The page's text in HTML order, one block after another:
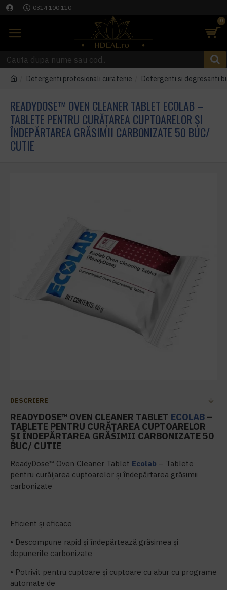
0314 100 110
0
Detergenti profesionali curatenie Detergenti si degresanti
READYDOSE™ OVEN CLEANER TABLET ECOLAB –
TABLETE PENTRU CURĂȚAREA CUPTOARELOR ȘI
ÎNDEPĂRTAREA GRĂSIMII CARBONIZATE 50 BUC/
CUTIE
DESCRIERE
READYDOSE™ OVEN CLEANER TABLET ECOLAB –
TABLETE PENTRU CURĂȚAREA CUPTOARELOR
ȘI ÎNDEPĂRTAREA GRĂSIMII CARBONIZATE 50
BUC/ CUTIE
ReadyDose™ Oven Cleaner Tablet Ecolab – Tablete
pentru curățarea cuptoarelor și îndepărtarea grăsimii
carbonizate
Eficient și eficace
• Descompune rapid și îndepărtează grăsimea și
depunerile carbonizate
• Potrivit pentru cuptoare și cuptoare cu abur cu programe
automate de